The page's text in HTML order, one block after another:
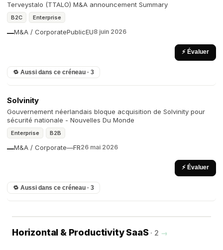
Terveystalo (TTALO) M&A announcement Summary
B2C Enterprise
M&A / Corporate
— PublicEU8 juin 2026
⚡ Évaluer
🔁 Aussi dans ce créneau · 3
Solvinity
Gouvernement néerlandais bloque acquisition de Solvinity pour
sécurité nationale - Nouvelles Du Monde
Enterprise B2B
M&A / Corporate
— —FR26 mai 2026
⚡ Évaluer
🔁 Aussi dans ce créneau · 3
Horizontal & Productivity SaaS · 2 →